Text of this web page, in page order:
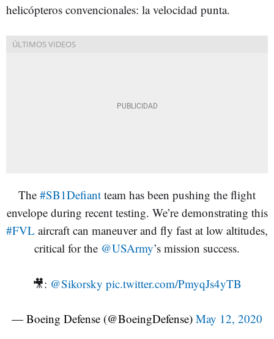
helicópteros convencionales: la velocidad punta.
The #SB1Defiant team has been pushing the flight
envelope during recent testing. We’re demonstrating this
#FVL aircraft can maneuver and fly fast at low altitudes,
critical for the @USArmy’s mission success.
🎥: @Sikorsky pic.twitter.com/PmyqJs4yTB
— Boeing Defense (@BoeingDefense) May 12, 2020